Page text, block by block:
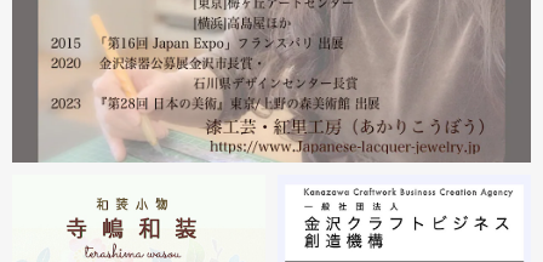
沢・能登 美味と美技展』に出展しています。会場には作
者本人がおりますのでお近くの方はぜひ遊びにいらしてく
ださい。お待ちしております。
2月19日から23日まで 東京・上野の森美術館で開催中の
『第28回 日本の美術展』に出展しています。
2023.02